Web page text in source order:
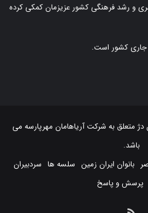
و رشد فرهنگی کشور عزیزمان کمکی کرده
جاری کشور است.
متعلق به شرکت آریاهامان مهرپارسه می
باشد.
بانوان ایران زمین سلسه ها سردبیران
پرسش و پاسخ